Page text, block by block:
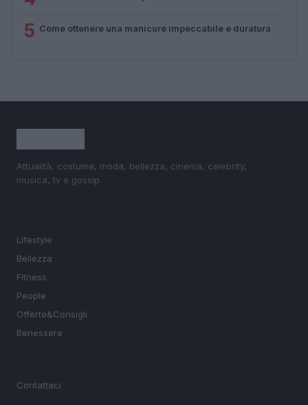
5 Come ottenere una manicure impeccabile e duratura
Attualità, costume, moda, bellezza, cinema, celebrity,
musica, tv e gossip.
Lifestyle
Bellezza
Fitness
People
Offerte&Consigli
Benessere
Contattaci